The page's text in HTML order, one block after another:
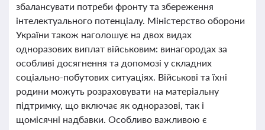
збалансувати потреби фронту та збереження
інтелектуального потенціалу. Міністерство оборони
України також наголошує на двох видах
одноразових виплат військовим: винагородах за
особливі досягнення та допомозі у складних
соціально-побутових ситуаціях. Військові та їхні
родини можуть розраховувати на матеріальну
підтримку, що включає як одноразові, так і
щомісячні надбавки. Особливо важливою є